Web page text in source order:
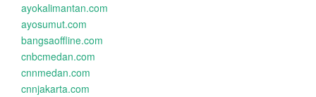
ayokalimantan.com
ayosumut.com
bangsaoffline.com
cnbcmedan.com
cnnmedan.com
cnnjakarta.com